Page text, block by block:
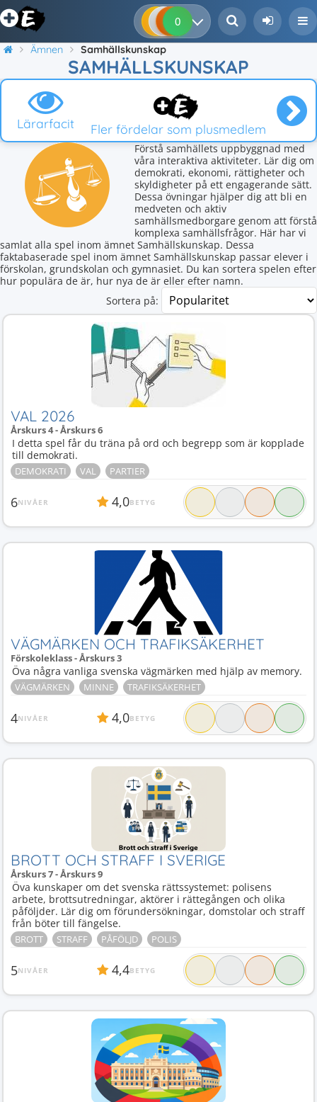
0 0 0
Ämnen Samhällskunskap
SAMHÄLLSKUNSKAP
Lärarfacit Fler fördelar som plusmedlem
Förstå samhällets uppbyggnad med
våra interaktiva aktiviteter. Lär dig om
demokrati, ekonomi, rättigheter och
skyldigheter på ett engagerande sätt.
Dessa övningar hjälper dig att bli en
medveten och aktiv
samhällsmedborgare genom att förstå
komplexa samhällsfrågor. Här har vi
samlat alla spel inom ämnet Samhällskunskap. Dessa
faktabaserade spel inom ämnet Samhällskunskap passar elever i
förskolan, grundskolan och gymnasiet. Du kan sortera spelen efter
hur populära de är, hur nya de är eller efter namn.
Sortera på:
VAL 2026
Årskurs 4 - Årskurs 6
I detta spel får du träna på ord och begrepp som är kopplade
till demokrati.
DEMOKRATI VAL PARTIER
6NIVÅER 4,0BETYG
VÄGMÄRKEN OCH TRAFIKSÄKERHET
Förskoleklass - Årskurs 3
Öva några vanliga svenska vägmärken med hjälp av memory.
VÄGMÄRKEN MINNE TRAFIKSÄKERHET
4NIVÅER 4,0BETYG
BROTT OCH STRAFF I SVERIGE
Årskurs 7 - Årskurs 9
Öva kunskaper om det svenska rättssystemet: polisens
arbete, brottsutredningar, aktörer i rättegången och olika
påföljder. Lär dig om förundersökningar, domstolar och straff
från böter till fängelse.
BROTT STRAFF PÅFÖLJD POLIS
5NIVÅER 4,4BETYG